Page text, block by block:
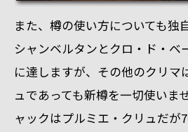
また、樽の使い方についても独
シャンベルタンとクロ・ド・ベ
に達しますが、その他のクリマ
ュであっても新樽を一切使いま
ャックはプルミエ・クリュだが